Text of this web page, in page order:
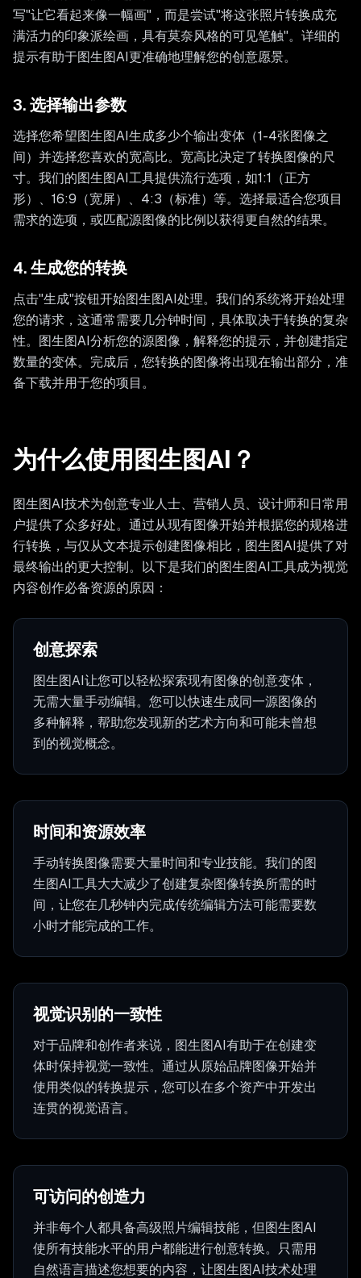
写"让它看起来像一幅画"，而是尝试"将这张照片转换成充
满活力的印象派绘画，具有莫奈风格的可见笔触"。详细的
提示有助于图生图AI更准确地理解您的创意愿景。
3. 选择输出参数
选择您希望图生图AI生成多少个输出变体（1-4张图像之
间）并选择您喜欢的宽高比。宽高比决定了转换图像的尺
寸。我们的图生图AI工具提供流行选项，如1:1（正方
形）、16:9（宽屏）、4:3（标准）等。选择最适合您项目
需求的选项，或匹配源图像的比例以获得更自然的结果。
4. 生成您的转换
点击"生成"按钮开始图生图AI处理。我们的系统将开始处理
您的请求，这通常需要几分钟时间，具体取决于转换的复杂
性。图生图AI分析您的源图像，解释您的提示，并创建指定
数量的变体。完成后，您转换的图像将出现在输出部分，准
备下载并用于您的项目。
为什么使用图生图AI？
图生图AI技术为创意专业人士、营销人员、设计师和日常用
户提供了众多好处。通过从现有图像开始并根据您的规格进
行转换，与仅从文本提示创建图像相比，图生图AI提供了对
最终输出的更大控制。以下是我们的图生图AI工具成为视觉
内容创作必备资源的原因：
创意探索
图生图AI让您可以轻松探索现有图像的创意变体，
无需大量手动编辑。您可以快速生成同一源图像的
多种解释，帮助您发现新的艺术方向和可能未曾想
到的视觉概念。
时间和资源效率
手动转换图像需要大量时间和专业技能。我们的图
生图AI工具大大减少了创建复杂图像转换所需的时
间，让您在几秒钟内完成传统编辑方法可能需要数
小时才能完成的工作。
视觉识别的一致性
对于品牌和创作者来说，图生图AI有助于在创建变
体时保持视觉一致性。通过从原始品牌图像开始并
使用类似的转换提示，您可以在多个资产中开发出
连贯的视觉语言。
可访问的创造力
并非每个人都具备高级照片编辑技能，但图生图AI
使所有技能水平的用户都能进行创意转换。只需用
自然语言描述您想要的内容，让图生图AI技术处理